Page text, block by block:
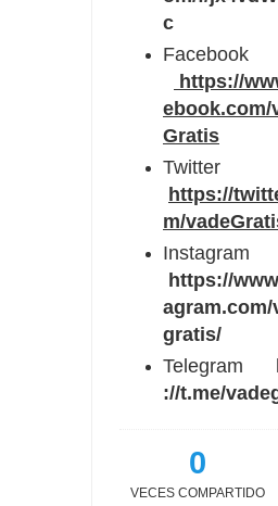
c
Facebook
https://
ebook.com/
Gratis
Twitter
https://
m/
Instagram
https://
agram.com/
gratis/
Telegram
://t.me/
0
VECES COMPARTIDO